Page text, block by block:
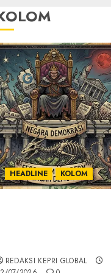
HEADLINE KOLOM
REDAKSI KEPRI GLOBAL